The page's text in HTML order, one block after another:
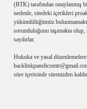
(BTK) tarafından onaylanmış
nedenle, sitedeki içerikleri
yükümlülüğümüz
sorumluluğunu taşımakta
sayılırlar.
Hukuka ve yasal
süre içerisinde sitemizden